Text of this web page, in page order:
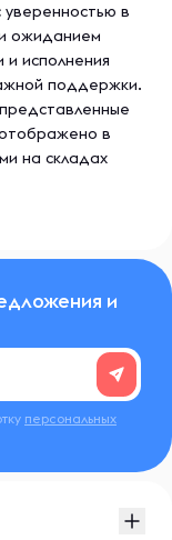
в
ожиданием
и исполнения
поддержки.
в
на складах
и
персональных